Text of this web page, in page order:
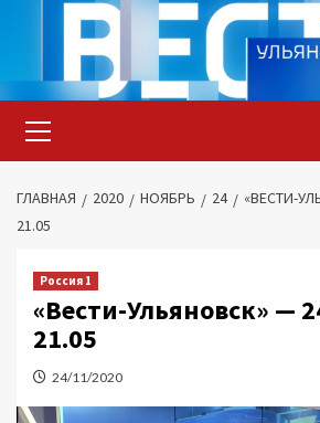
содержимому
меню
ГЛАВНАЯ 2020 НОЯБРЬ 24
«ВЕСТИ-
21.05
Россия 1
«Вести-Ульяновск» —
21.05
24/11/2020